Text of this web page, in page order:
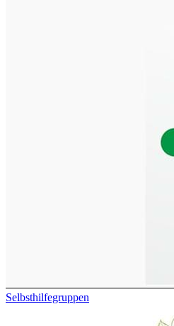
Selbsthilfegruppen